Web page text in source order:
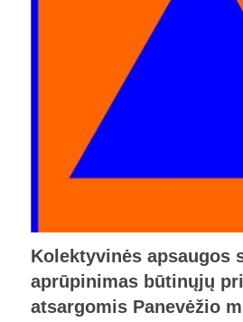
Kolektyvinės apsaugos
aprūpinimas būtinųjų
atsargomis Panevėžio